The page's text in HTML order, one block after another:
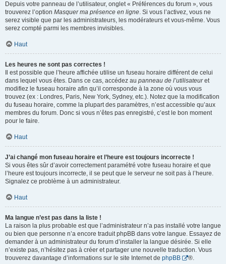
Depuis votre panneau de l’utilisateur, onglet « Préférences du forum », vous
trouverez l’option Masquer ma présence en ligne. Si vous l’activez, vous ne
serez visible que par les administrateurs, les modérateurs et vous-même. Vous
serez compté parmi les membres invisibles.
Haut
Les heures ne sont pas correctes !
Il est possible que l’heure affichée utilise un fuseau horaire différent de celui
dans lequel vous êtes. Dans ce cas, accédez au panneau de l’utilisateuret
modifiez le fuseau horaire afin qu’il corresponde à la zone où vous vous
trouvez (ex : Londres, Paris, New York, Sydney, etc.). Notez que la modification
du fuseau horaire, comme la plupart des paramètres, n’est accessible qu’aux
membres du forum. Donc si vous n’êtes pas enregistré, c’est le bon moment
pour le faire.
Haut
J’ai changé mon fuseau horaire et l’heure est toujours incorrecte !
Si vous êtes sûr d’avoir correctement paramétré votre fuseau horaire et que
l’heure est toujours incorrecte, il se peut que le serveur ne soit pas à l’heure.
Signalez ce problème à un administrateur.
Haut
Ma langue n’est pas dans la liste !
La raison la plus probable est que l’administrateur n’a pas installé votre langue
ou bien que personne n’a encore traduit phpBB dans votre langue. Essayez de
demander à un administrateur du forum d’installer la langue désirée. Si elle
n’existe pas, n’hésitez pas à créer et partager une nouvelle traduction. Vous
trouverez davantage d’informations sur le site Internet de phpBB ®.